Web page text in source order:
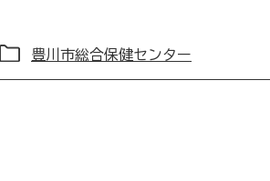
豊川市総合保健センター